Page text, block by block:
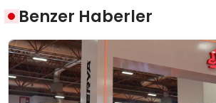
Benzer Haberler